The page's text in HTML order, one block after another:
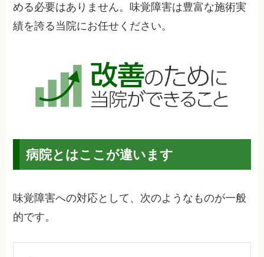
める必要はありません。味覚障害は豊富な施術実
績を誇る当院にお任せください。
病院とはここが違います
味覚障害への対応として、次のようなものが一般
的です。